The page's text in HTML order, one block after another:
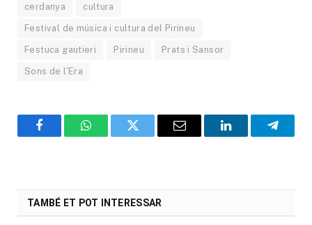
cerdanya cultura
Festival de música i cultura del Pirineu
Festuca gautieri Pirineu Prats i Sansor
Sons de l'Era
FacebookWhatsAppTwitter Email LinkedIn
TAMBÉ ET POT INTERESSAR